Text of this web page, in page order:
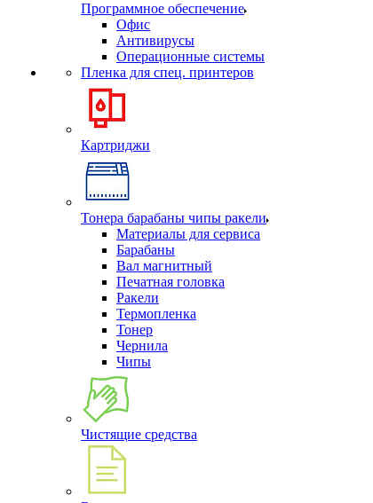
Программное обеспечение
Офис
Антивирусы
Операционные системы
Пленка для спец. принтеров
Картриджи
Тонера барабаны чипы ракели
Материалы для сервиса
Барабаны
Вал магнитный
Печатная головка
Ракели
Термопленка
Тонер
Чернила
Чипы
Чистящие средства